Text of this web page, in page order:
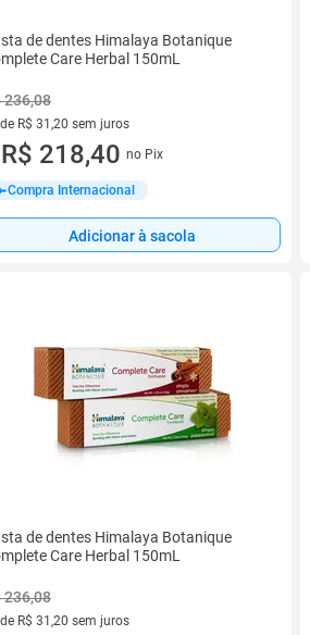
de dentes Himalaya Botanique
Care Herbal 150mL
236,08
R$ 31,20 sem juros
de R$ 31,20 sem juros
R$ 218,40 no Pix
Compra Internacional
Adicionar à sacola
de dentes Himalaya Botanique
Care Herbal 150mL
236,08
R$ 31,20 sem juros